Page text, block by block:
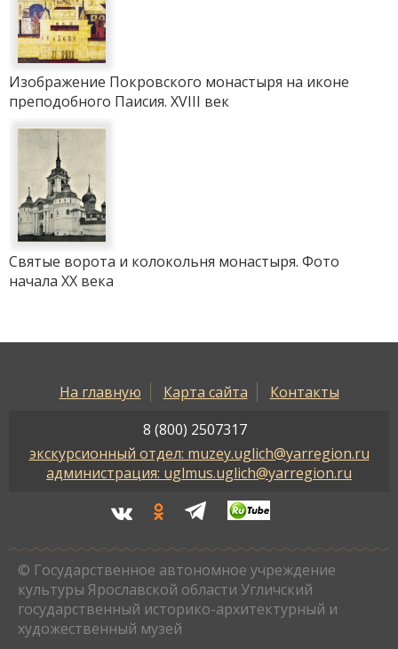
Изображение Покровского монастыря на иконе
преподобного Паисия. XVIII век
Святые ворота и колокольня монастыря. Фото
начала ХХ века
На главную Карта сайта
Контакты
8 (800) 2507317
экскурсионный отдел: muzey.uglich@yarregion.ru
администрация: uglmus.uglich@yarregion.ru
© Государственное автономное учреждение
культуры Ярославской области Угличский
государственный историко-архитектурный и
художественный музей